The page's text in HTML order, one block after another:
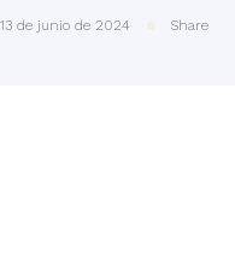
13 de junio de 2024 Share